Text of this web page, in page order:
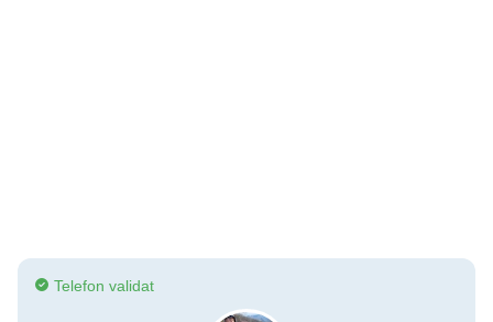
Telefon validat